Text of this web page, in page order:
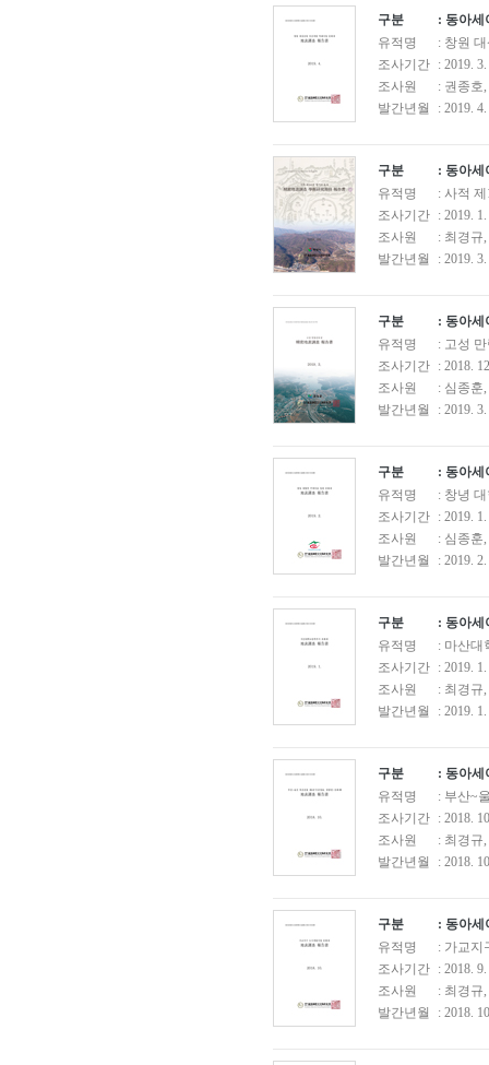
구분
: 동아세
유적명
: 창원
조사기간 : 2019.
조사원
: 권종호
발간년월
: 2019. 4.
구분
: 동아세
유적명
: 사적
조사기간 : 2019.
조사원
: 최경규
발간년월
: 2019. 3.
구분
: 동아세
유적명
: 고성
조사기간 : 2018.
조사원
: 심종훈
발간년월
: 2019. 3.
구분
: 동아세
유적명
: 창녕
조사기간 : 2019.
조사원
: 심종훈
발간년월
: 2019. 2.
구분
: 동아세
유적명
: 마산대
조사기간 : 2019.
조사원
: 최경규
발간년월
: 2019. 1.
구분
: 동아세
유적명
: 부산~
조사기간 : 2018.
조사원
: 최경규
발간년월
: 2018.
구분
: 동아세
유적명
: 가교지
조사기간 : 2018.
조사원
: 최경규
발간년월
: 2018.